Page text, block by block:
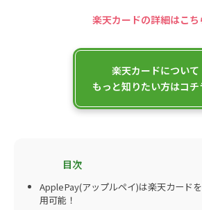
楽天カードの詳細はこ
楽天カードについて
もっと知りたい方はコチ
ApplePay(アップルペイ)は楽天カード
用可能！